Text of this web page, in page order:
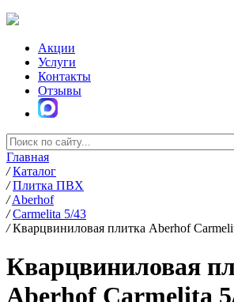
Акции
Услуги
Контакты
Отзывы
Главная
/ Каталог
/ Плитка ПВХ
/ Aberhof
/ Carmelita 5/43
/ Кварцвиниловая плитка Aberhof
Кварцвиниловая
Aberhof Carmelita